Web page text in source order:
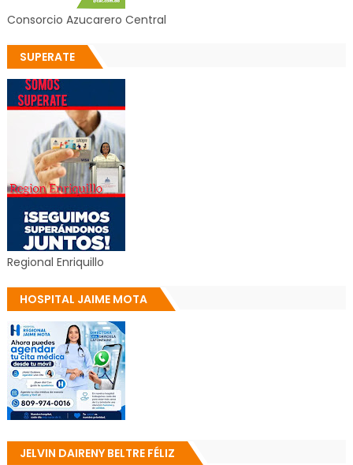
Consorcio Azucarero Central
SUPERATE
Regional Enriquillo
HOSPITAL JAIME MOTA
JELVIN DAIRENY BELTRE FÉLIZ